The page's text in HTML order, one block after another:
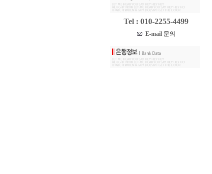
Tel : 010-2255-4499
E-mail 문의